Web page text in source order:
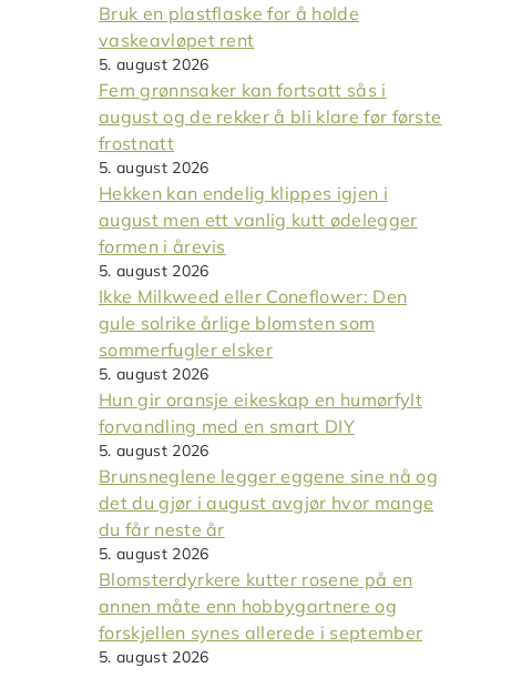
Bruk en plastflaske for å holde
vaskeavløpet rent
5. august 2026
Fem grønnsaker kan fortsatt sås i
august og de rekker å bli klare før første
frostnatt
5. august 2026
Hekken kan endelig klippes igjen i
august men ett vanlig kutt ødelegger
formen i årevis
5. august 2026
Ikke Milkweed eller Coneflower: Den
gule solrike årlige blomsten som
sommerfugler elsker
5. august 2026
Hun gir oransje eikeskap en humørfylt
forvandling med en smart DIY
5. august 2026
Brunsneglene legger eggene sine nå og
det du gjør i august avgjør hvor mange
du får neste år
5. august 2026
Blomsterdyrkere kutter rosene på en
annen måte enn hobbygartnere og
forskjellen synes allerede i september
5. august 2026